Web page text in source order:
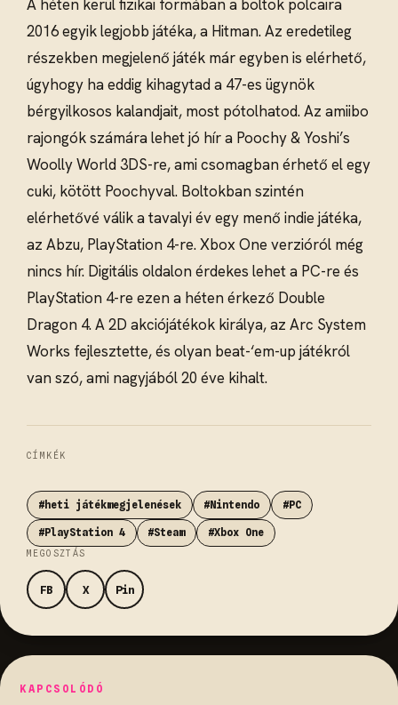
A héten kerül fizikai formában a boltok polcaira
2016 egyik legjobb játéka, a Hitman. Az eredetileg
részekben megjelenő játék már egyben is elérhető,
úgyhogy ha eddig kihagytad a 47-es ügynök
bérgyilkosos kalandjait, most pótolhatod. Az amiibo
rajongók számára lehet jó hír a Poochy & Yoshi’s
Woolly World 3DS-re, ami csomagban érhető el egy
cuki, kötött Poochyval. Boltokban szintén
elérhetővé válik a tavalyi év egy menő indie játéka,
az Abzu, PlayStation 4-re. Xbox One verzióról még
nincs hír. Digitális oldalon érdekes lehet a PC-re és
PlayStation 4-re ezen a héten érkező Double
Dragon 4. A 2D akciójátékok királya, az Arc System
Works fejlesztette, és olyan beat-‘em-up játékról
van szó, ami nagyjából 20 éve kihalt.
CÍMKÉK
#heti játékmegjelenések #Nintendo #PC
#PlayStation 4 #Steam #Xbox One
MEGOSZTÁS
FB X Pin
KAPCSOLÓDÓ